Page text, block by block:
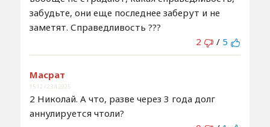
забудьте, они еще последнее заберут и не
заметят. Справедливость ???
2
/ 5
Масрат
15:12 / 23.4.2025
2 Николай. А что, разве через 3 года долг
аннулируется чтоли?